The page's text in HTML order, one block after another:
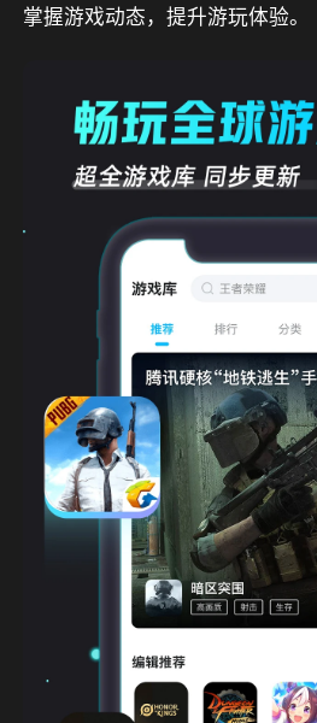
掌握游戏动态，提升游玩体验。